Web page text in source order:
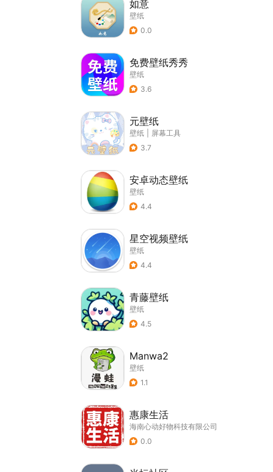
如意
壁纸
0.0
免费壁纸秀秀
壁纸
3.6
元壁纸
壁纸
屏幕工具
3.7
安卓动态壁纸
壁纸
4.4
星空视频壁纸
壁纸
4.4
青藤壁纸
壁纸
4.5
Manwa2
壁纸
1.1
惠康生活
海南心动好物科技有限公司
0.0